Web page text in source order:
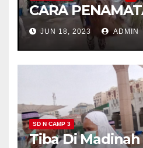
CARA
JUN 18, 2023 ADMIN
SD N CAMP 3
Tiba Di Madinah